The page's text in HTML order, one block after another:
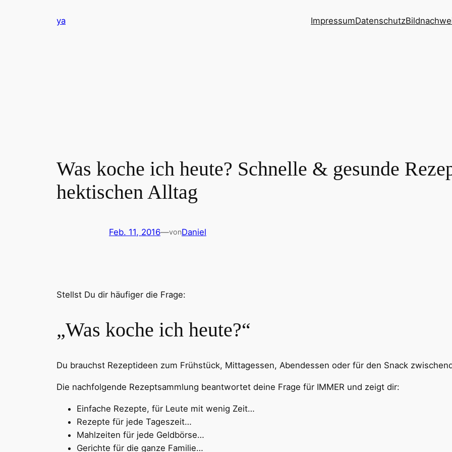
ya ImpressumDatenschutz
Was koche ich heute? Schnelle & gesunde
hektischen Alltag
Feb. 11, 2016—vonDaniel
Stellst Du dir häufiger die Frage:
„Was koche ich heute?“
Du brauchst Rezeptideen zum Frühstück, Mittagessen, Abendessen oder für den Snack
Die nachfolgende Rezeptsammlung beantwortet deine Frage für IMMER und zeigt dir:
Einfache Rezepte, für Leute mit wenig Zeit…
Rezepte für jede Tageszeit…
Mahlzeiten für jede Geldbörse…
Gerichte für die ganze Familie…